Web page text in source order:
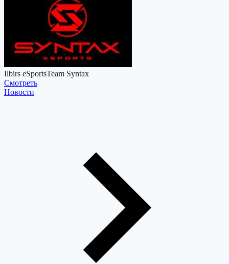
Ilbirs eSportsTeam Syntax
Cмотреть
Новости